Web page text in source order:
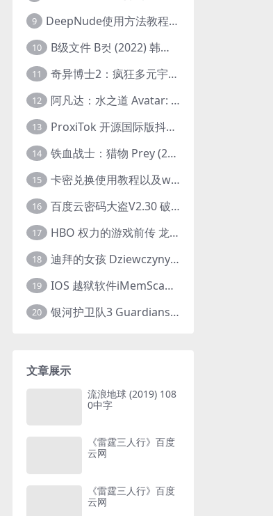
9 DeepNude使用方法教程FAQ
10 B级文件 B컷 (2022) 韩国大尺度剧情电影 1080P 中字
11 奇异博士2：疯狂多元宇宙 Doctor Strange in the Multiverse of Madness (2022) 高清版1080p
12 阿凡达：水之道 Avatar: The Way of Water (2022) 1080p 2k 4k 中文字幕
13 ProxiTok 开源国际版抖音TikTok网页版 国内网络直连
14 铁血战士：猎物 Prey (2022) 中英字幕 1080P
15 卡密兑换使用教程以及windows使用教程
16 百度云密码大盗V2.30 破解分享链接提取码
17 HBO 权力的游戏前传 龙之家族 House of the Dragon (2022) 中字 1080P 更新4集
18 迪拜的女孩 Dziewczyny z Dubaju (2021) 1080P 中字
19 IOS 越狱软件iMemScan version1.2.6 游戏内存修改器
20 银河护卫队3 Guardians of the Galaxy Vol. 3 (2023)4K高清资源1080p只分享精品
文章展示
流浪地球 (2019) 108
0中字
《雷霆三人行》百度
云网
《雷霆三人行》百度
云网